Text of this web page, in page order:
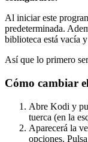
Al iniciar este
predeterminada.
biblioteca está vacía
Así que lo primero
Cómo cambiar
Abre Kodi y
tuerca (en la
Aparecerá la
opciones.